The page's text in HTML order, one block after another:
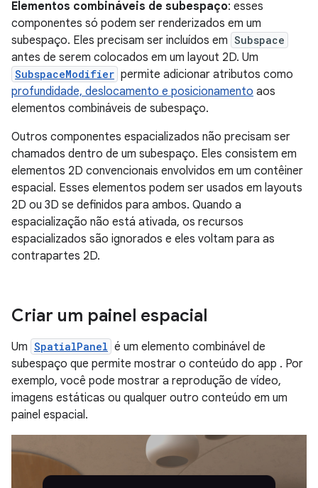
Elementos combináveis de subespaço: esses
componentes só podem ser renderizados em um
subespaço. Eles precisam ser incluídos em Subspace
antes de serem colocados em um layout 2D. Um
SubspaceModifier permite adicionar atributos como
profundidade, deslocamento e posicionamento aos
elementos combináveis de subespaço.
Outros componentes espacializados não precisam ser
chamados dentro de um subespaço. Eles consistem em
elementos 2D convencionais envolvidos em um contêiner
espacial. Esses elementos podem ser usados em layouts
2D ou 3D se definidos para ambos. Quando a
espacialização não está ativada, os recursos
espacializados são ignorados e eles voltam para as
contrapartes 2D.
Criar um painel espacial
Um SpatialPanel é um elemento combinável de
subespaço que permite mostrar o conteúdo do app . Por
exemplo, você pode mostrar a reprodução de vídeo,
imagens estáticas ou qualquer outro conteúdo em um
painel espacial.